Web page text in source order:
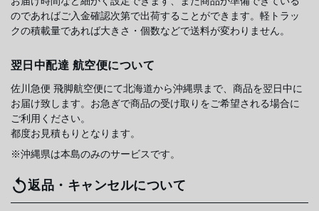
のであればご入金確認次第で出荷することができます。軽トラッ
クの積載量であれば大きさ・個数などで送料が変わりません。
翌日中配達 航空便について
佐川急便 飛脚航空便にて北海道から沖縄県まで、商品を翌日中に
お届け致します。お急ぎで商品の受け取りをご希望される場合に
ご利用ください。
都度お見積もりとなります。
※沖縄県は本島のみのサービスです。
返品・キャンセルについて